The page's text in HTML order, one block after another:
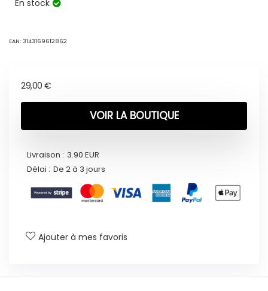
En stock
EAN: 3143169612862
29,00 €
VOIR LA BOUTIQUE
Livraison : 3.90 EUR
Délai : De 2 à 3 jours
Ajouter à mes favoris